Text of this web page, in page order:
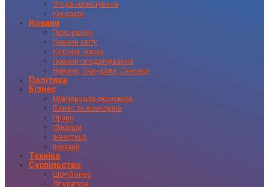
Угода користувача
Контакти
Новини
Прес-релізи
Новини світу
Каталог новин
Новини оподаткування
Новини, Скандали, Сенсації
Політика
Бізнес
Міжнародна економіка
Бізнес та економіка
Право
Фінанси
Інвестиції
Іновації
Техніка
Суспільство
Шоу-бізнес
Література